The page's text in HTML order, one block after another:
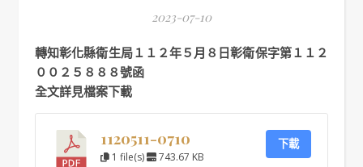
2023-07-10
轉知彰化縣衛生局１１２年５月８日彰衛保字第１１２
００２５８８８號函
全文詳見檔案下載
1120511-0710
1 file(s) 743.67 KB
下載